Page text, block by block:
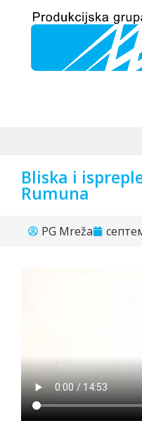
Bliska i
Rumuna
PG Mreža